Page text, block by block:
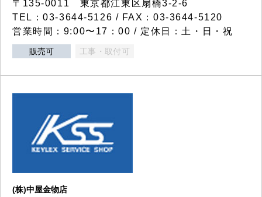
〒135-0011 東京都江東区扇橋3-2-6
TEL：03-3644-5126 / FAX：03-3644-5120
営業時間：9:00〜17：00 / 定休日：土・日・祝
販売可 工事・取付可
(株)中屋金物店